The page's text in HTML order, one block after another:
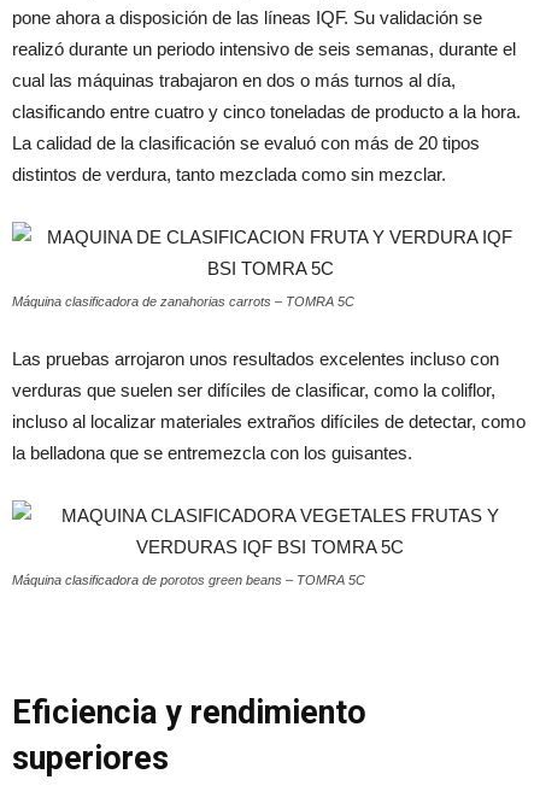
pone ahora a disposición de las líneas IQF. Su validación se
realizó durante un periodo intensivo de seis semanas, durante el
cual las máquinas trabajaron en dos o más turnos al día,
clasificando entre cuatro y cinco toneladas de producto a la hora.
La calidad de la clasificación se evaluó con más de 20 tipos
distintos de verdura, tanto mezclada como sin mezclar.
Máquina clasificadora de zanahorias carrots – TOMRA 5C
Las pruebas arrojaron unos resultados excelentes incluso con
verduras que suelen ser difíciles de clasificar, como la coliflor,
incluso al localizar materiales extraños difíciles de detectar, como
la belladona que se entremezcla con los guisantes.
Máquina clasificadora de porotos green beans – TOMRA 5C
Eficiencia y rendimiento
superiores